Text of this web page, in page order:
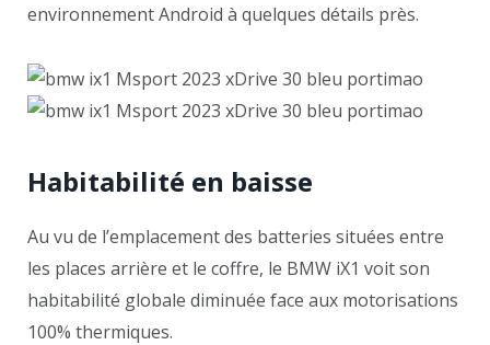
environnement Android à quelques détails près.
Habitabilité en baisse
Au vu de l’emplacement des batteries situées entre
les places arrière et le coffre, le BMW iX1 voit son
habitabilité globale diminuée face aux motorisations
100% thermiques.